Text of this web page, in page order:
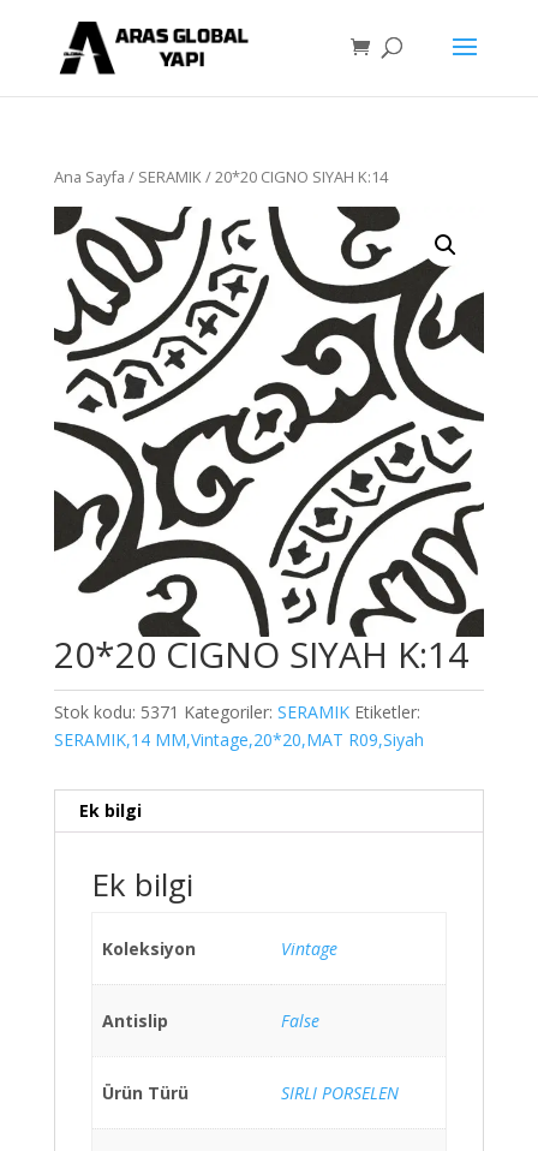
Ana Sayfa / SERAMIK/ 20*20 CIGNO SIYAH K:14
20*20 CIGNO SIYAH K:14
Stok kodu: 5371 Kategoriler: SERAMIK Etiketler:
SERAMIK,14 MM,Vintage,20*20,MAT R09,Siyah
Ek bilgi
Ek bilgi
Koleksiyon Vintage
Antislip False
Ürün Türü SIRLI PORSELEN